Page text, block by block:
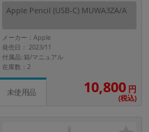
Apple Pencil (USB-C) MUWA3ZA/A
メーカー：Apple
発売日： 2023/11
付属品: 箱/マニュアル
在庫数：2
未使用品 10,800 円
(税込)